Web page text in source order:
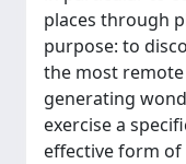
places through
purpose: to
the most
generating
exercise a
effective form